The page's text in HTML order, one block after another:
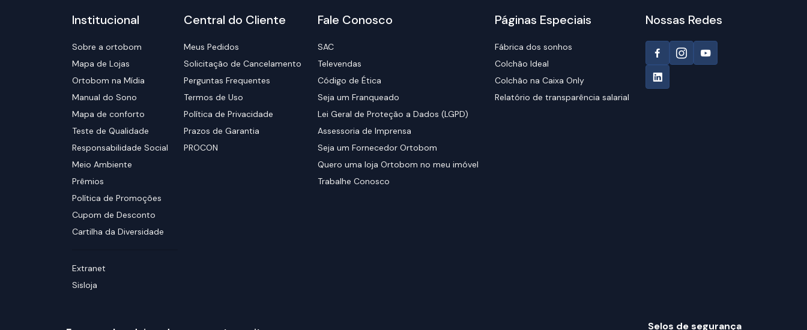
Institucional
Sobre a ortobom
Mapa de Lojas
Ortobom na Mídia
Manual do Sono
Mapa de conforto
Teste de Qualidade
Responsabilidade Social
Meio Ambiente
Prêmios
Política de Promoções
Cupom de Desconto
Cartilha da Diversidade
Extranet
Sisloja
Central do Cliente
Meus Pedidos
Solicitação de Cancelamento
Perguntas Frequentes
Termos de Uso
Política de Privacidade
Prazos de Garantia
PROCON
Fale Conosco
SAC
Televendas
Código de Ética
Seja um Franqueado
Lei Geral de Proteção a Dados (LGPD)
Assessoria de Imprensa
Seja um Fornecedor Ortobom
Quero uma loja Ortobom no meu imóvel
Trabalhe Conosco
Páginas Especiais
Fábrica dos sonhos
Colchão Ideal
Colchão na Caixa Only
Relatório de transparência salarial
Nossas Redes
Selos de segurança